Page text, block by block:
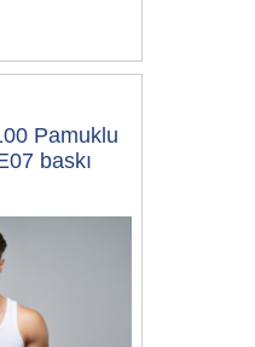
Pamuklu
baskı